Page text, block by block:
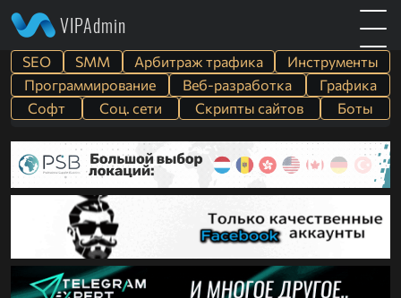
VIPAdmin
SEO SMM Арбитраж трафика
Инструменты
Программирование
Веб-разработка
Графика
Софт
Cоц. сети Скрипты сайтов Боты